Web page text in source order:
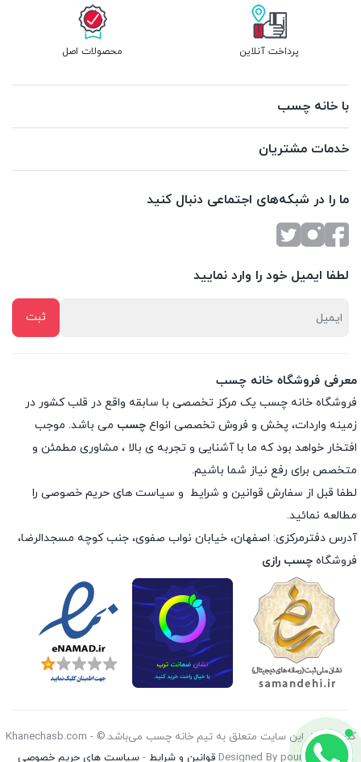
پرداخت آنلاین محصولات اصل
با خانه چسب
خدمات مشتریان
ما را در شبکه‌های اجتماعی دنبال کنید
لطفا ایمیل خود را وارد نمایید
معرفی فروشگاه خانه چسب
فروشگاه خانه چسب یک مرکز تخصصی با سابقه واقع در قلب کشور در
زمینه واردات، پخش و فروش تخصصی انواع چسب می باشد. موجب
افتخار خواهد بود که ما با آشنایی و تجربه ی بالا ، مشاوری مطمئن و
متخصص برای رفع نیاز شما باشیم.
لطفا قبل از سفارش قوانین و شرایط و سیاست های حریم خصوصی را
مطالعه نمائید.
آدرس دفترمرکزی: اصفهان، خیابان نواب صفوی، جنب کوچه مسجدالرضا،
فروشگاه چسب رازی
کليه حقوق اين سايت متعلق به تیم خانه چسب می‌باشد.© Khanechasb.com -
Designed By pouryan 2026 قوانین و شرایط - سیاست های حریم خصوصی